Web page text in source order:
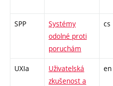
SPP
Systémy
odolné proti
poruchám
cs
UXIa
Uživatelská
zkušenost a
en